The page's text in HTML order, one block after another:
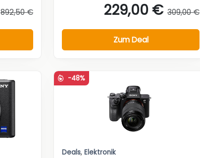
892,50 € 229,00 € 309,00 €
Zum Deal
-48%
Deals, Elektronik